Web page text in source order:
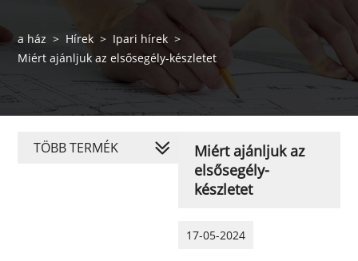
a ház > Hírek > Ipari hírek >
Miért ajánljuk az elsősegély-készletet
Miért ajánljuk az
elsősegély-
készletet
17-05-2024
TÖBB TERMÉK